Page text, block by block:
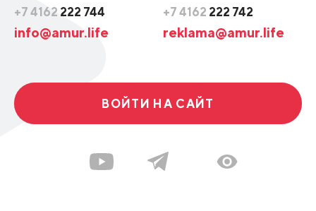
+7 4162 222 744
info@amur.life
+7 4162 222 742
reklama@amur.life
ВОЙТИ НА САЙТ